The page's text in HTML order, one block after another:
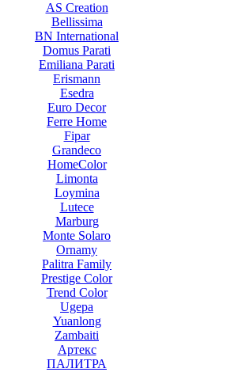
AS Creation
Bellissima
BN International
Domus Parati
Emiliana Parati
Erismann
Esedra
Euro Decor
Ferre Home
Fipar
Grandeco
HomeColor
Limonta
Loymina
Lutece
Marburg
Monte Solaro
Ornamy
Palitra Family
Prestige Color
Trend Color
Ugepa
Yuanlong
Zambaiti
Артекс
ПАЛИТРА